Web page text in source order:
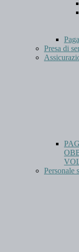
Presa di
Personale